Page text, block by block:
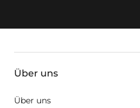
Über uns
Über uns